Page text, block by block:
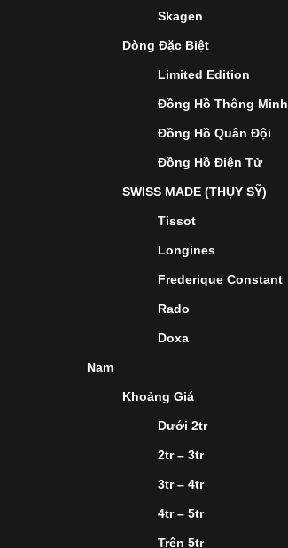
Skagen
Dòng Đặc Biệt
Limited Edition
Đồng Hồ Thông Minh
Đồng Hồ Quân Đội
Đồng Hồ Điện Tử
SWISS MADE (THỤY SỸ)
Tissot
Longines
Frederique Constant
Rado
Doxa
Nam
Khoảng Giá
Dưới 2tr
2tr – 3tr
3tr – 4tr
4tr – 5tr
Trên 5tr